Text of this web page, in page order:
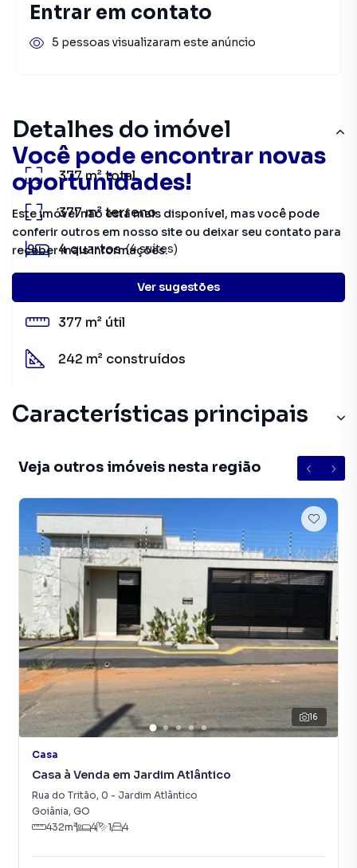
Você pode encontrar novas
oportunidades!
Este imóvel não está mais disponível, mas você pode
conferir outros em nosso site ou deixar seu contato para
receber mais informações.
Ver sugestões
Detalhes do imóvel
377 m²total
377 m²terreno
4quartos (4 suítes)
377 m² útil
242 m² construídos
Características principais
Veja outros imóveis nesta região
16
Casa
Casa à Venda em Jardim Atlântico
Rua do Tritão, 0 - Jardim Atlântico
Goiânia, GO
432m² 4 1 4
Entrar em contato
5 pessoas visualizaram este anúncio